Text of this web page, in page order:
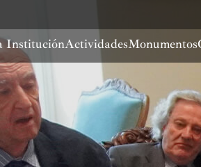
InstituciónActividadesMonumentos